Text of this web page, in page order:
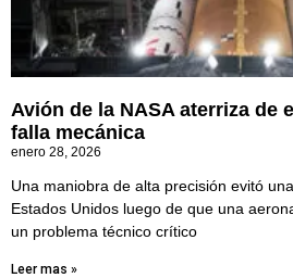
Avión de la NASA aterriza de
falla mecánica
enero 28, 2026
Una maniobra de alta precisión evitó
Estados Unidos luego de que una
un problema técnico crítico
Leer mas »